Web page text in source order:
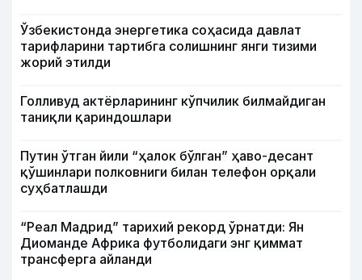
Ўзбекистонда энергетика соҳасида давлат
тарифларини тартибга солишнинг янги тизими
жорий этилди
Голливуд актёрларининг кўпчилик билмайдиган
таниқли қариндошлари
Путин ўтган йили “ҳалок бўлган” ҳаво-десант
қўшинлари полковниги билан телефон орқали
суҳбатлашди
“Реал Мадрид” тарихий рекорд ўрнатди: Ян
Диоманде Африка футболидаги энг қиммат
трансферга айланди